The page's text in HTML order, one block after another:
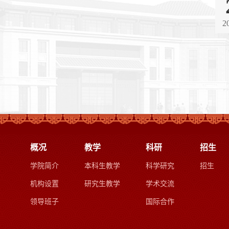
概况
学院简介
机构设置
领导班子
教学
本科生教学
研究生教学
科研
科学研究
学术交流
国际合作
招生
招生